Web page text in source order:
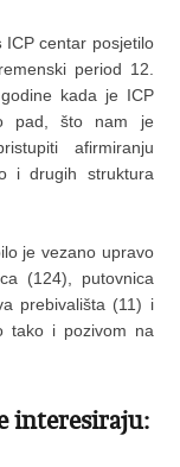
ICP centar posjetilo
period 12.
kada je ICP
pad, što nam je
afirmiranju
i drugih struktura
je vezano upravo
(124), putovnica
prebivališta (11) i
tako i pozivom na
interesiraju: